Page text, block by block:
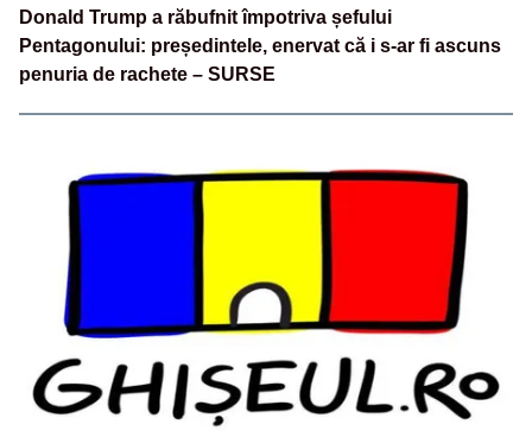
Donald Trump a răbufnit împotriva șefului
Pentagonului: președintele, enervat că i s-ar fi ascuns
penuria de rachete – SURSE